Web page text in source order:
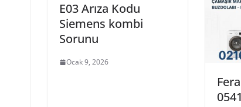
E03 Arıza Kodu
Siemens kombi
Sorunu
Ocak 9, 2026